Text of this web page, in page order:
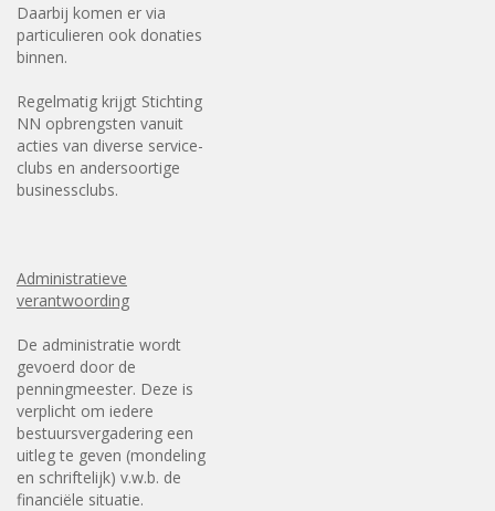
Daarbij komen er via
particulieren ook donaties
binnen.
Regelmatig krijgt Stichting
NN opbrengsten vanuit
acties van diverse service-
clubs en andersoortige
businessclubs.
Administratieve
verantwoording
De administratie wordt
gevoerd door de
penningmeester. Deze is
verplicht om iedere
bestuursvergadering een
uitleg te geven (mondeling
en schriftelijk) v.w.b. de
financiële situatie.